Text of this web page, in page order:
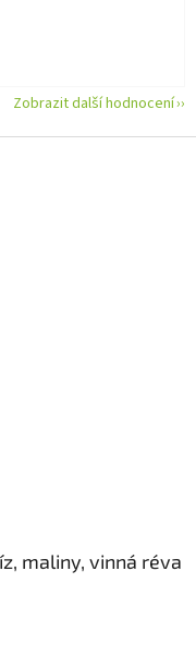
Zobrazit další hodnocení
maliny, vinná réva